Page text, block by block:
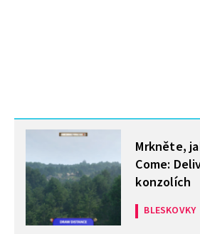
MOHLO BY VÁS ZAJÍMAT
Mrkněte,
Come:
konzolích
BLESKOVKY